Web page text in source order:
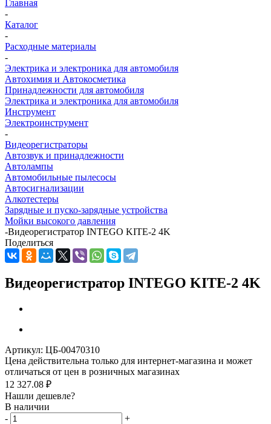
Главная
-
Каталог
-
Расходные материалы
-
Электрика и электроника для автомобиля
Автохимия и Автокосметика
Принадлежности для автомобиля
Электрика и электроника для автомобиля
Инструмент
Электроинструмент
-
Видеорегистраторы
Автозвук и принадлежности
Автолампы
Автомобильные пылесосы
Автосигнализации
Алкотестеры
Зарядные и пуско-зарядные устройства
Мойки высокого давления
-Видеорегистратор INTEGO KITE-2 4K
Поделиться
Видеорегистратор INTEGO KITE-2 4K
Артикул: ЦБ-00470310
Цена действительна только для интернет-магазина и может
отличаться от цен в розничных магазинах
12 327.08 ₽
Нашли дешевле?
В наличии
-
+